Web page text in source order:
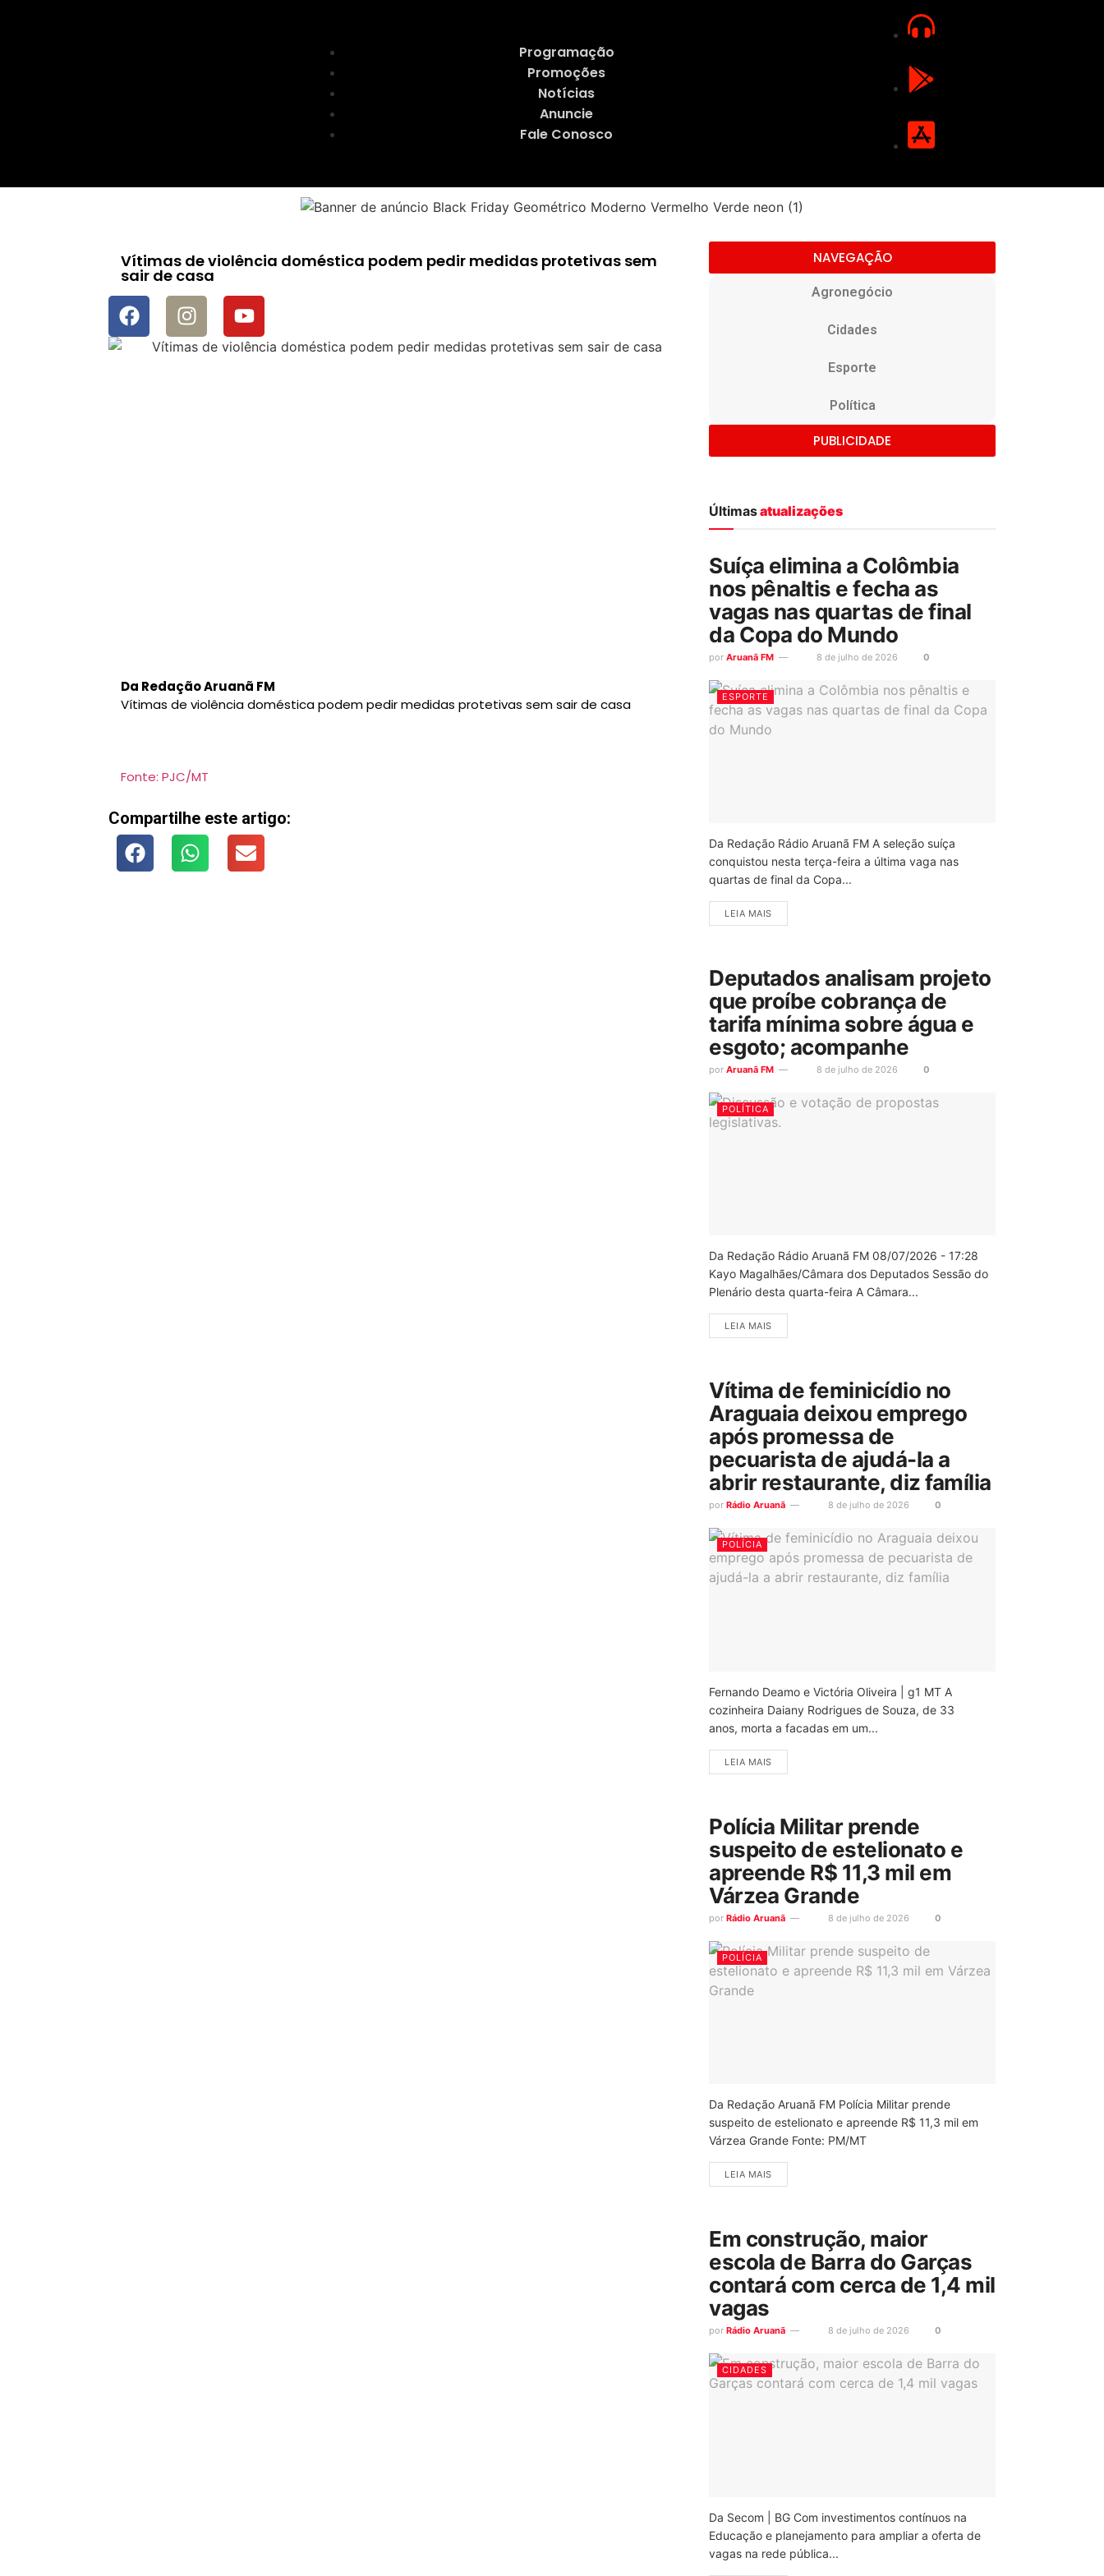
Programação
Promoções
Notícias
Anuncie
Fale Conosco
Vítimas de violência doméstica podem pedir medidas protetivas sem
sair de casa
Da Redação Aruanã FM
Vítimas de violência doméstica podem pedir medidas protetivas sem sair de casa
Fonte: PJC/MT
Compartilhe este artigo:
NAVEGAÇÃO
Agronegócio
Cidades
Esporte
Política
PUBLICIDADE
Últimasatualizações
Suíça elimina a Colômbia
nos pênaltis e fecha as
vagas nas quartas de final
da Copa do Mundo
por Aruanã FM 8 de julho de 2026 0
ESPORTE
Da Redação Rádio Aruanã FM A seleção suíça
conquistou nesta terça-feira a última vaga nas
quartas de final da Copa...
LEIA MAIS
Deputados analisam projeto
que proíbe cobrança de
tarifa mínima sobre água e
esgoto; acompanhe
por Aruanã FM 8 de julho de 2026 0
POLÍTICA
Da Redação Rádio Aruanã FM 08/07/2026 - 17:28
Kayo Magalhães/Câmara dos Deputados Sessão do
Plenário desta quarta-feira A Câmara...
LEIA MAIS
Vítima de feminicídio no
Araguaia deixou emprego
após promessa de
pecuarista de ajudá-la a
abrir restaurante, diz família
por Rádio Aruanã 8 de julho de 2026 0
POLÍCIA
Fernando Deamo e Victória Oliveira | g1 MT A
cozinheira Daiany Rodrigues de Souza, de 33
anos, morta a facadas em um...
LEIA MAIS
Polícia Militar prende
suspeito de estelionato e
apreende R$ 11,3 mil em
Várzea Grande
por Rádio Aruanã 8 de julho de 2026 0
POLÍCIA
Da Redação Aruanã FM Polícia Militar prende
suspeito de estelionato e apreende R$ 11,3 mil em
Várzea Grande Fonte: PM/MT
LEIA MAIS
Em construção, maior
escola de Barra do Garças
contará com cerca de 1,4 mil
vagas
por Rádio Aruanã 8 de julho de 2026 0
CIDADES
Da Secom | BG Com investimentos contínuos na
Educação e planejamento para ampliar a oferta de
vagas na rede pública...